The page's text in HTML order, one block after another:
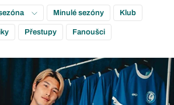
Minulé sezóny Klub
Přestupy Fanoušci